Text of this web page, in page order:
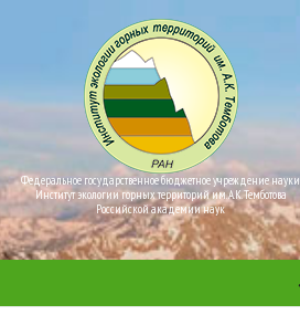
Федеральное государственное бюджетное учреждение науки
Институт экологии горных территорий им. А.К. Темботова
Российской академии наук